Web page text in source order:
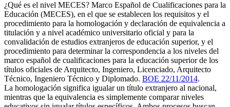
¿Qué es el nivel MECES? Marco Español de Cualificaciones para la
Educación (MECES), en el que se establecen los requisitos y el
procedimiento para la homologación y declaración de equivalencia a
titulación y a nivel académico universitario oficial y para la
convalidación de estudios extranjeros de educación superior, y el
procedimiento para determinar la correspondencia a los niveles del
marco español de cualificaciones para la educación superior de los
títulos oficiales de Arquitecto, Ingeniero, Licenciado, Arquitecto
Técnico, Ingeniero Técnico y Diplomado. BOE 22/11/2014.
La homologación significa igualar un título extranjero al nacional,
mientras que la equivalencia es simplemente comparar niveles